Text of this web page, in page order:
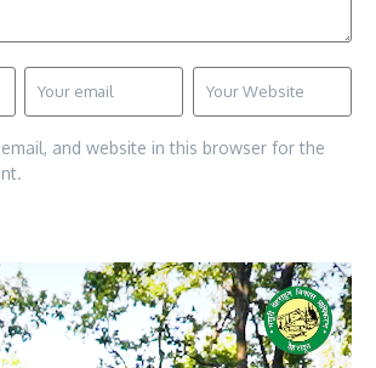
and website in this browser for the